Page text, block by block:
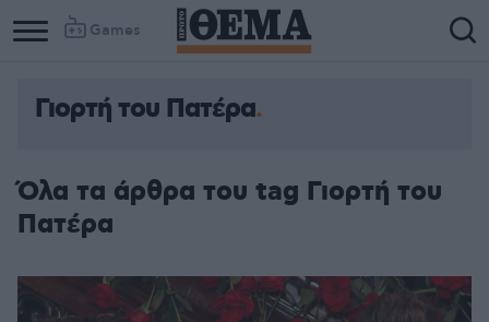
Games
Γιορτή του Πατέρα
Όλα τα άρθρα του tag Γιορτή του
Πατέρα